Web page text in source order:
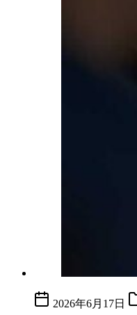
2026年6月17日